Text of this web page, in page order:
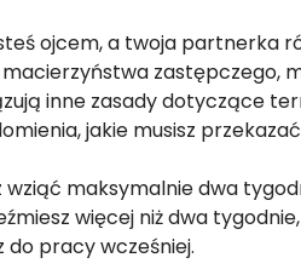
ojcem, a twoja partnerka
zastępczego,
inne zasady dotyczące
jakie musisz
wziąć maksymalnie dwa
więcej niż dwa
do pracy wcześniej.